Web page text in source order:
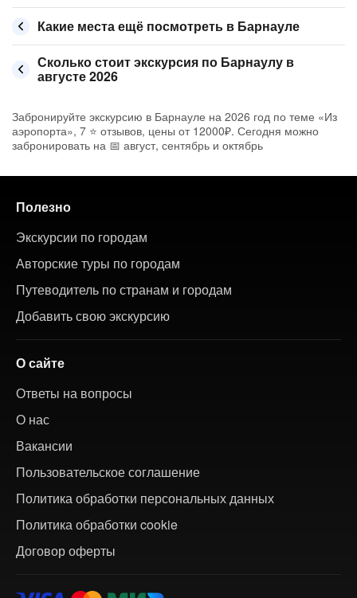
Какие места ещё посмотреть в Барнауле
Сколько стоит экскурсия по Барнаулу в
августе 2026
Забронируйте экскурсию в Барнауле на 2026 год по теме «Из
аэропорта», 7 ⭐ отзывов, цены от 12000₽. Сегодня можно
забронировать на 📅 август, сентябрь и октябрь
Полезно
Экскурсии по городам
Авторские туры по городам
Путеводитель по странам и городам
Добавить свою экскурсию
О сайте
Ответы на вопросы
О нас
Вакансии
Пользовательское соглашение
Политика обработки персональных данных
Политика обработки cookie
Договор оферты